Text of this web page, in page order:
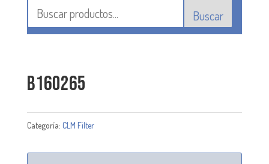
Buscar
B160265
Categoría: CLM Filter